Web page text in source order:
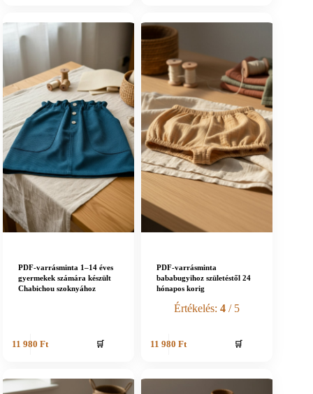
PDF-varrásminta 1–14 éves
gyermekek számára készült
Chabichou szoknyához
11 980Ft 🛒
PDF-varrásminta
bababugyihoz születéstől 24
hónapos korig
Értékelés:4 / 5
11 980Ft 🛒